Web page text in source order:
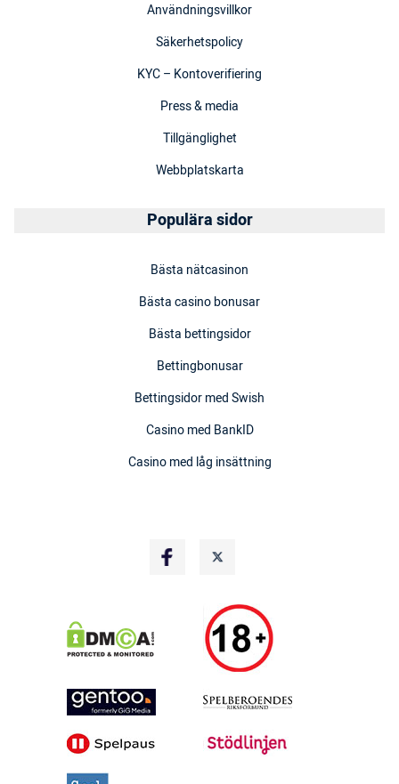
Användningsvillkor
Säkerhetspolicy
KYC – Kontoverifiering
Press & media
Tillgänglighet
Webbplatskarta
Populära sidor
Bästa nätcasinon
Bästa casino bonusar
Bästa bettingsidor
Bettingbonusar
Bettingsidor med Swish
Casino med BankID
Casino med låg insättning